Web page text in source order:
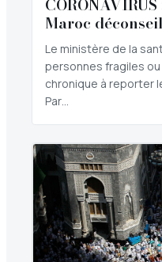
Maroc
Le ministère de la
personnes fragiles
chronique à reporter
Par…